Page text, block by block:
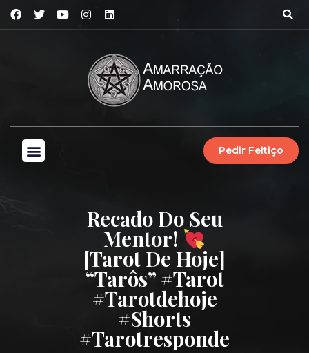
Pedir Feitiço
Recado Do Seu
Mentor!
[Tarot De Hoje]
“Tarôs” #Tarot
#tarotdehoje
#shorts
#tarotresponde